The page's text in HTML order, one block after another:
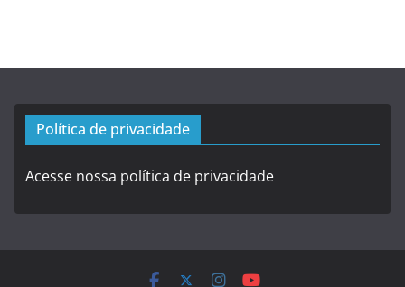
Política de privacidade
Acesse nossa política de privacidade